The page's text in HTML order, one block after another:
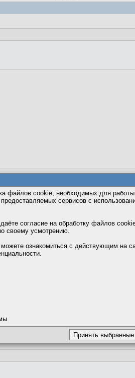
файлов cookie, необходимых для
сервисов с
согласие на обработку файлов
своему усмотрению.
ознакомиться с действующим на